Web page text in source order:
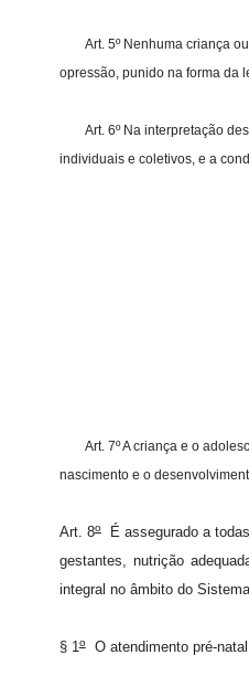
Art. 5º Nenhuma criança ou
opressão, punido na forma da
Art. 6º Na interpretação
individuais e coletivos, e a
Art. 7º A criança e o
nascimento e o
Art. 8oÉ assegurado a todas
gestantes, nutrição
integral no âmbito do
§ 1oO atendimento pré-natal